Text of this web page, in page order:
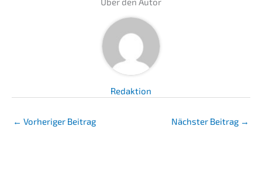
Redaktion
← Vorheriger Beitrag Nächster Beitrag →